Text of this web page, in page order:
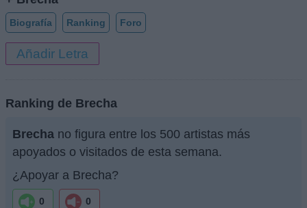
Biografía Ranking Foro
Añadir Letra
Ranking de Brecha
Brecha no figura entre los 500 artistas más
apoyados o visitados de esta semana.
¿Apoyar a Brecha?
0 0